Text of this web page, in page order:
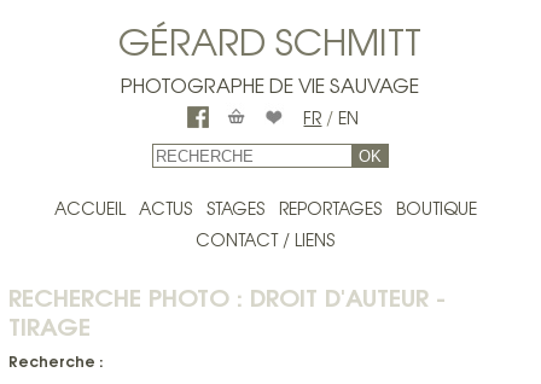
GÉRARD SCHMITT
PHOTOGRAPHE DE VIE SAUVAGE
FR / EN
OK
ACCUEIL ACTUS STAGES REPORTAGES
BOUTIQUE
CONTACT / LIENS
RECHERCHE PHOTO : DROIT D'AUTEUR -
TIRAGE
Recherche :